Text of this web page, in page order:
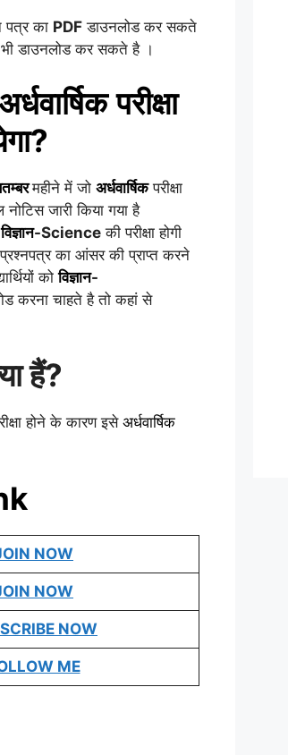
पत्र का PDF डाउनलोड कर सकते
भी डाउनलोड कर सकते है ।
अर्धवार्षिक परीक्षा
महीने में जो अर्धवार्षिकपरीक्षा
जारी किया गया है
विज्ञान-Science की परीक्षा होगी
का आंसर की प्राप्त करने
कोविज्ञान-
करना चाहते है तो कहां से
हैं?
होने के कारण इसे अर्धवार्षिक
NOW
NOW
NOW
ME